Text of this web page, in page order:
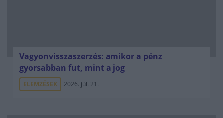
Vagyonvisszaszerzés: amikor a pénz
gyorsabban fut, mint a jog
ELEMZÉSEK 2026. júl. 21.